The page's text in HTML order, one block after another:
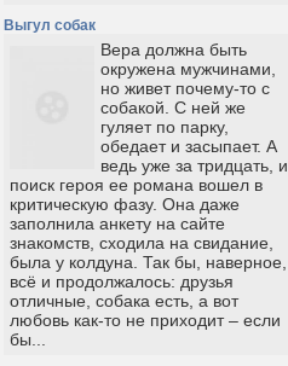
Выгул собак
Вера должна быть
окружена мужчинами,
но живет почему-то с
собакой. С ней же
гуляет по парку,
обедает и засыпает. А
ведь уже за тридцать, и
поиск героя ее романа вошел в
критическую фазу. Она даже
заполнила анкету на сайте
знакомств, сходила на свидание,
была у колдуна. Так бы, наверное,
всё и продолжалось: друзья
отличные, собака есть, а вот
любовь как-то не приходит – если
бы...